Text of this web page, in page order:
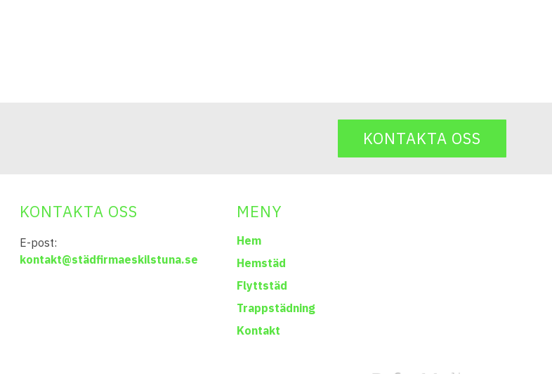
KONTAKTA OSS
KONTAKTA OSS
E-post:
kontakt@städfirmaeskilstuna.se
MENY
Hem
Hemstäd
Flyttstäd
Trappstädning
Kontakt